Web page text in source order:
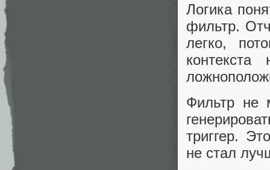
Логика
фильтр.
легко,
Фильтр не
триггер.
не стал